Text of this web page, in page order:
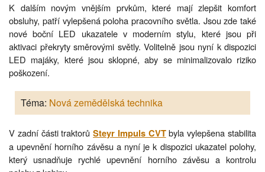
K dalším novým vnějším prvkům, které mají zlepšit komfort
obsluhy, patří vylepšená poloha pracovního světla. Jsou zde také
nové boční LED ukazatele v moderním stylu, které jsou při
aktivaci překryty směrovými světly. Volitelně jsou nyní k dispozici
LED majáky, které jsou sklopné, aby se minimalizovalo riziko
poškození.
Téma: Nová zemědělská technika
V zadní části traktorůSteyr Impuls CVTbyla vylepšena stabilita
a upevnění horního závěsu a nyní je k dispozici ukazatel polohy,
který usnadňuje rychlé upevnění horního závěsu a kontrolu